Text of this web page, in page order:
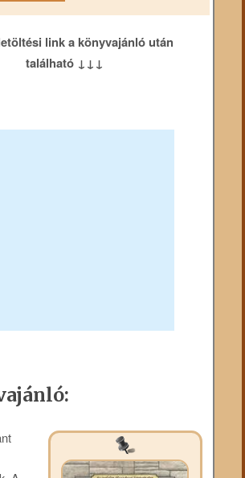
link a könyvajánló után
található ↓↓↓